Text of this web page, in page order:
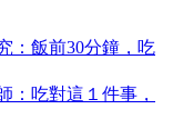
：飯前30分鐘，吃
：吃對這１件事，